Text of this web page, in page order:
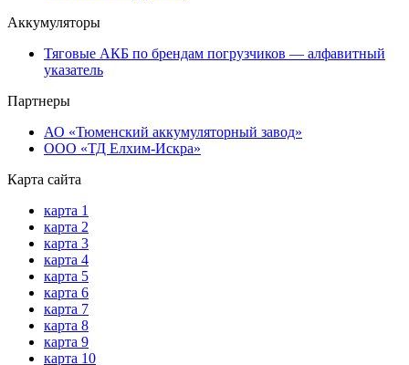
Аккумуляторы
Тяговые АКБ по брендам погрузчиков — алфавитный
указатель
Партнеры
АО «Тюменский аккумуляторный завод»
ООО «ТД Елхим-Искра»
Карта сайта
карта 1
карта 2
карта 3
карта 4
карта 5
карта 6
карта 7
карта 8
карта 9
карта 10